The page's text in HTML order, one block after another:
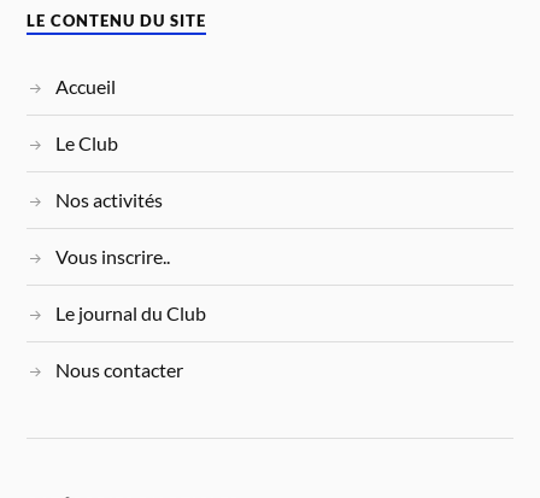
LE CONTENU DU SITE
Accueil
Le Club
Nos activités
Vous inscrire..
Le journal du Club
Nous contacter